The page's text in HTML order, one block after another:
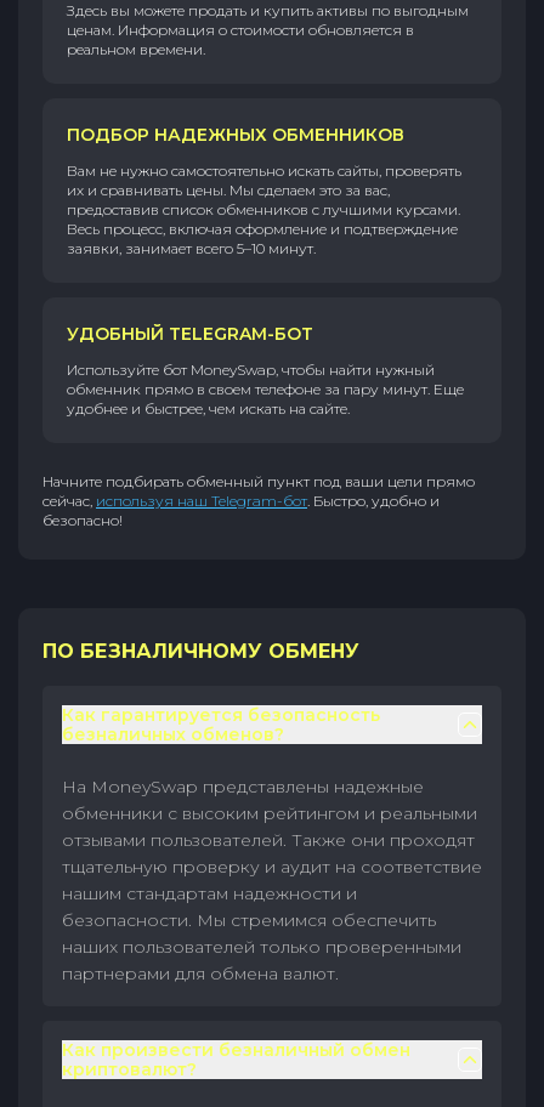
Здесь вы можете продать и купить активы по выгодным
ценам. Информация о стоимости обновляется в
реальном времени.
ПОДБОР НАДЕЖНЫХ ОБМЕННИКОВ
Вам не нужно самостоятельно искать сайты, проверять
их и сравнивать цены. Мы сделаем это за вас,
предоставив список обменников с лучшими курсами.
Весь процесс, включая оформление и подтверждение
заявки, занимает всего 5–10 минут.
УДОБНЫЙ TELEGRAM-БОТ
Используйте бот MoneySwap, чтобы найти нужный
обменник прямо в своем телефоне за пару минут. Еще
удобнее и быстрее, чем искать на сайте.
Начните подбирать обменный пункт под ваши цели прямо
сейчас, используя наш Telegram-бот. Быстро, удобно и
безопасно!
ПО БЕЗНАЛИЧНОМУ ОБМЕНУ
Как гарантируется безопасность
безналичных обменов?
На MoneySwap представлены надежные
обменники с высоким рейтингом и реальными
отзывами пользователей. Также они проходят
тщательную проверку и аудит на соответствие
нашим стандартам надежности и
безопасности. Мы стремимся обеспечить
наших пользователей только проверенными
партнерами для обмена валют.
Как произвести безналичный обмен
криптовалют?